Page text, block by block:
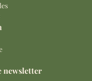
newsletter